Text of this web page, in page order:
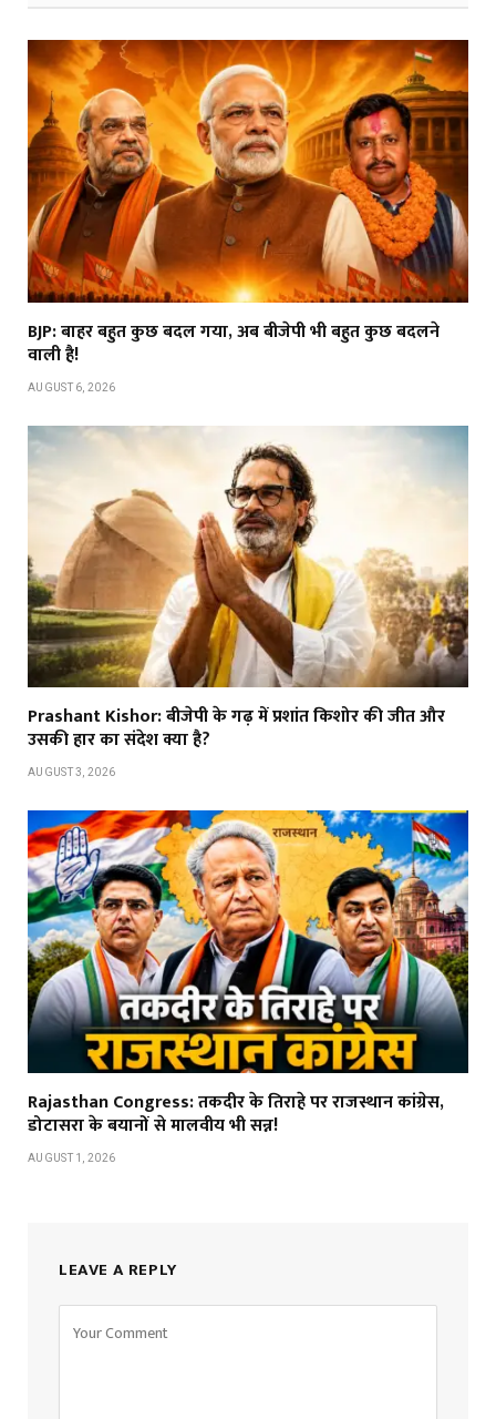
BJP: बाहर बहुत कुछ बदल गया, अब बीजेपी भी बहुत कुछ बदलने
वाली है!
AUGUST 6, 2026
Prashant Kishor: बीजेपी के गढ़ में प्रशांत किशोर की जीत और
उसकी हार का संदेश क्या है?
AUGUST 3, 2026
Rajasthan Congress: तकदीर के तिराहे पर राजस्थान कांग्रेस,
डोटासरा के बयानों से मालवीय भी सन्न!
AUGUST 1, 2026
LEAVE A REPLY